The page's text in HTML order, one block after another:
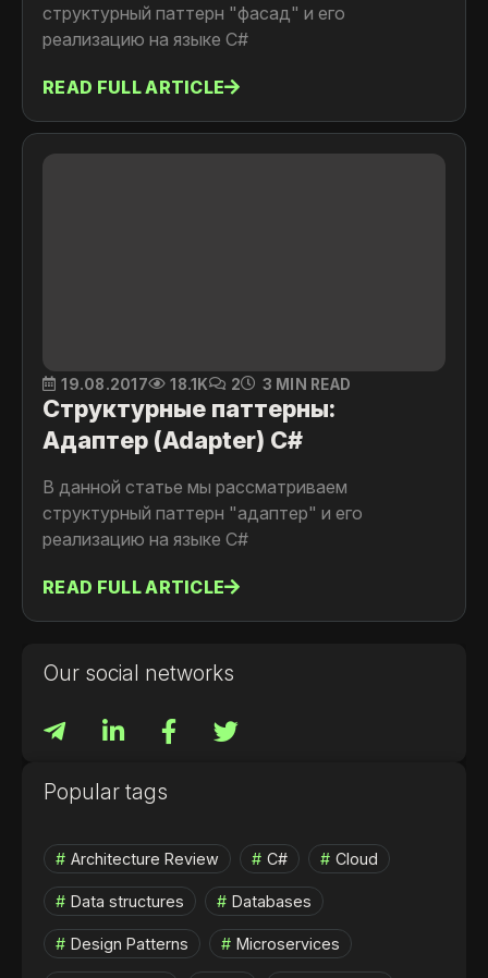
cтруктурный паттерн "фасад" и его
реализацию на языке C#
READ FULL ARTICLE
19.08.2017 18.1K 2 3 MIN READ
Структурные паттерны:
Адаптер (Adapter) C#
В данной статье мы рассматриваем
cтруктурный паттерн "адаптер" и его
реализацию на языке C#
READ FULL ARTICLE
Our social networks
Popular tags
Architecture Review C# Cloud
Data structures Databases
Design Patterns Microservices